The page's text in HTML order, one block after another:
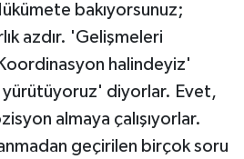
bakıyorsunuz;
azdır. 'Gelişmeleri
halindeyiz'
diyorlar. Evet,
almaya çalışıyorlar.
geçirilen birçok soru